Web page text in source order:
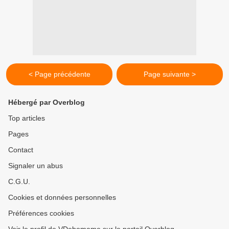
< Page précédente Page suivante >
Hébergé par Overblog
Top articles
Pages
Contact
Signaler un abus
C.G.U.
Cookies et données personnelles
Préférences cookies